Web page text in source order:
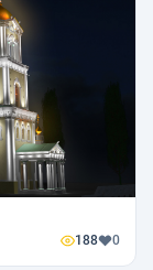
188 0